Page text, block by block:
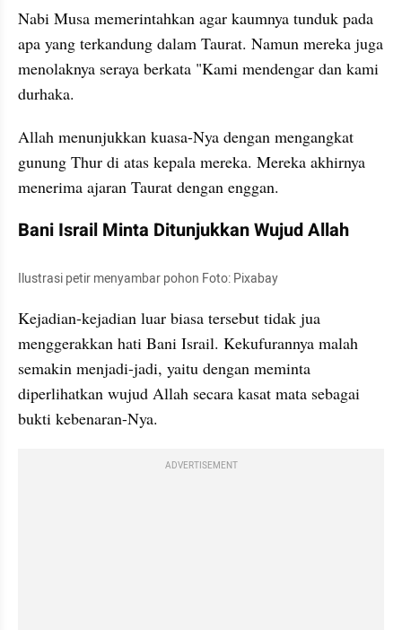
Nabi Musa memerintahkan agar kaumnya tunduk pada
apa yang terkandung dalam Taurat. Namun mereka juga
menolaknya seraya berkata "Kami mendengar dan kami
durhaka.
Allah menunjukkan kuasa-Nya dengan mengangkat
gunung Thur di atas kepala mereka. Mereka akhirnya
menerima ajaran Taurat dengan enggan.
Bani Israil Minta Ditunjukkan Wujud Allah
Ilustrasi petir menyambar pohon Foto: Pixabay
Kejadian-kejadian luar biasa tersebut tidak jua
menggerakkan hati Bani Israil. Kekufurannya malah
semakin menjadi-jadi, yaitu dengan meminta
diperlihatkan wujud Allah secara kasat mata sebagai
bukti kebenaran-Nya.
ADVERTISEMENT